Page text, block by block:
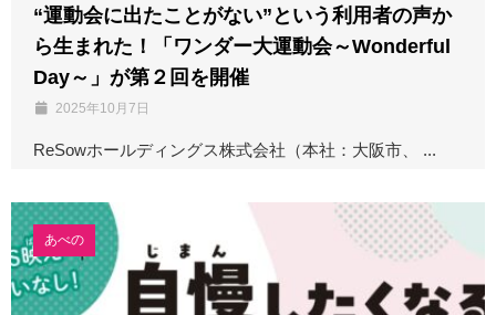
“運動会に出たことがない”という利用者の声か
ら生まれた！「ワンダー大運動会～Wonderful
Day～」が第２回を開催
2025年10月7日
ReSowホールディングス株式会社（本社：大阪市、 ...
あべの